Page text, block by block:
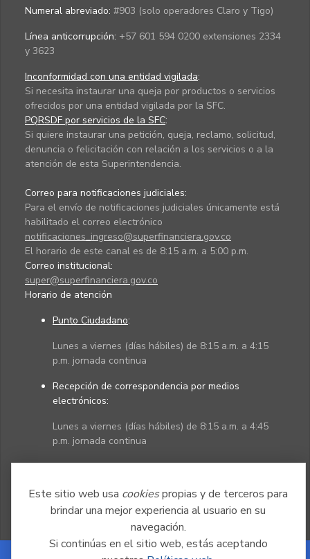
Este sitio web usa cookiespropias y de terceros para
brindar una mejor experiencia al usuario en su
navegación.
Si continúas en el sitio web, estás aceptando
Numeral abreviado: #903 (solo operadores Claro y Tigo)
Línea anticorrupción: +57 601 594 0200 extensiones 2334
y 3623
Inconformidad con una entidad vigilada:
Si necesita instaurar una queja por productos o servicios
ofrecidos por una entidad vigilada por la SFC.
PQRSDF por servicios de la SFC:
Si quiere instaurar una petición, queja, reclamo, solicitud,
denuncia o felicitación con relación a los servicios o a la
atención de esta Superintendencia.
Correo para notificaciones judiciales:
Para el envío de notificaciones judiciales únicamente está
habilitado el correo electrónico
notificaciones_ingreso@superfinanciera.gov.co
El horario de este canal es de 8:15 a.m. a 5:00 p.m.
Correo institucional:
super@superfinanciera.gov.co
Horario de atención
Punto Ciudadano:
Lunes a viernes (días hábiles) de 8:15 a.m. a 4:15
p.m. jornada continua
Recepción de correspondencia por medios
electrónicos:
Lunes a viernes (días hábiles) de 8:15 a.m. a 4:45
p.m. jornada continua